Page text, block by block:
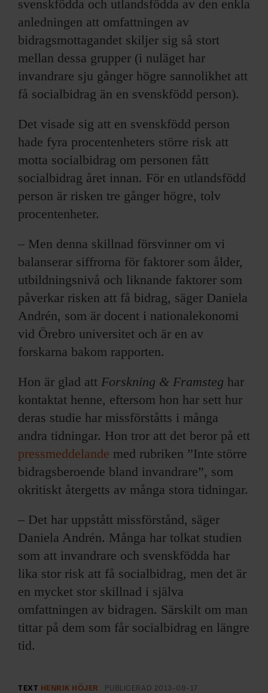
svenskfödda och utlandsfödda av den enkla
anledningen att omfattningen av
bidragsmottagandet skiljer sig så stort
mellan dessa grupper (i nuläget har
invandrare sju gånger högre sannolikhet att
få socialbidrag än en svenskfödd person).
Det visade sig att en svenskfödd person
hade fyra procentenheters större risk att
motta socialbidrag om personen fått
socialbidrag året innan. För en utlandsfödd
person är risken tre gånger högre, tolv
procentenheter.
– Men denna skillnad försvinner om vi
balanserar siffrorna för faktorer som ålder,
utbildningsnivå och liknande faktorer som
påverkar risken att få bidrag, säger Daniela
Andrén, som är docent i nationalekonomi
vid Örebro universitet och är en av
forskarna bakom rapporten.
Hon är glad att Forskning & Framsteg har
kontaktat henne, eftersom hon har sett hur
deras studie har missförståtts i många
andra tidningar. Hon tror att det beror på ett
pressmeddelande med rubriken ”Inte större
bidragsberoende bland invandrare”, som
okritiskt återgetts av många stora tidningar.
– Det har uppstått missförstånd, säger
Daniela Andrén. Många har tolkat studien
som att invandrare och svenskfödda har
lika stor risk att få socialbidrag, men det är
en mycket stor skillnad i själva
omfattningen av bidragen. Särskilt om man
tittar på dem som får socialbidrag en längre
tid.
TEXT HENRIK HÖJER PUBLICERAD 2013-09-17